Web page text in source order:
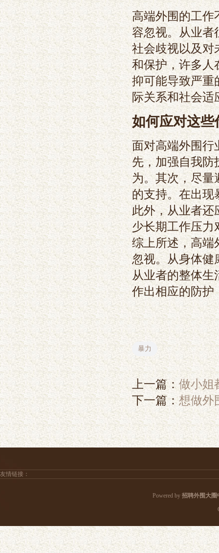
高端外围的工作
容忽视。从业者
社会歧视以及对
和保护，许多人
抑可能导致严重
际关系和社会适
如何应对这些
面对高端外围行
先，加强自我防
为。其次，尽量
的支持。在出现
此外，从业者
少长期工作压力
综上所述，高端
忽视。从身体健
从业者的整体
作出相应的防护
暴力
上一篇： 做小姐
下一篇：想做外
友情链接：
Powered by 招聘外围大圈